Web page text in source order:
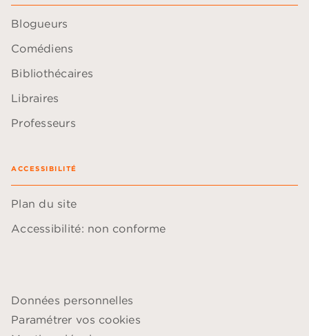
Blogueurs
Comédiens
Bibliothécaires
Libraires
Professeurs
ACCESSIBILITÉ
Plan du site
Accessibilité: non conforme
Données personnelles
Paramétrer vos cookies